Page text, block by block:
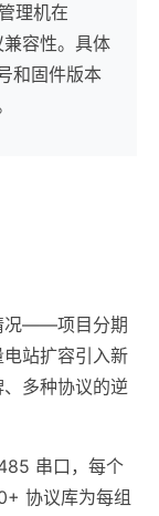
理机在
容性。具体
和固件版本
况——项目分期
站扩容引入新
多种协议的逆
串口，每个
协议库为每组